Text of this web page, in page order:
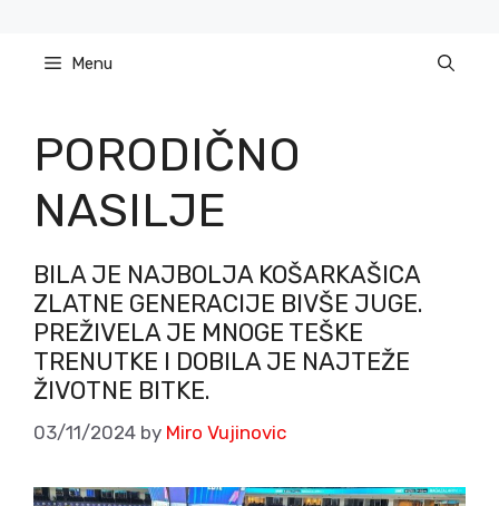
content Menu
PORODIČNO
NASILJE
BILA JE NAJBOLJA KOŠARKAŠICA
ZLATNE GENERACIJE BIVŠE JUGE.
PREŽIVELA JE MNOGE TEŠKE
TRENUTKE I DOBILA JE NAJTEŽE
ŽIVOTNE BITKE.
03/11/2024 by Miro Vujinovic